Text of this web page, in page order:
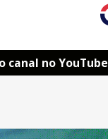
canal no YouTube